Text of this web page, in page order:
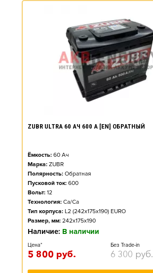
ZUBR ULTRA 60 АЧ 600 А [EN] ОБРАТНЫЙ
Ёмкость: 60 Ач
Марка: ZUBR
Полярность: Обратная
Пусковой ток: 600
Вольт: 12
Технология: Ca/Ca
Тип корпуса: L2 (242x175x190) EURO
Размер, мм: 242x175x190
Наличие: В наличии
Цена*
5 800 руб.
Без Trade-in
6 300 руб.